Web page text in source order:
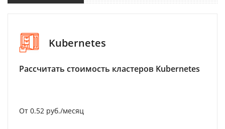
Kubernetes
Рассчитать стоимость кластеров Kubernetes
От 0.52 руб./месяц